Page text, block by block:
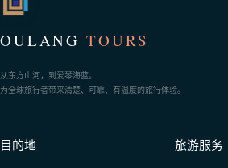
OULANG TOURS
从东方山河，到爱琴海蓝。
为全球旅行者带来清楚、可靠、有温度的旅行体验。
目的地 旅游服务